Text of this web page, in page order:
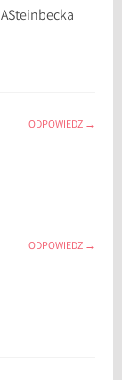
ASteinbecka
ODPOWIEDZ
ODPOWIEDZ